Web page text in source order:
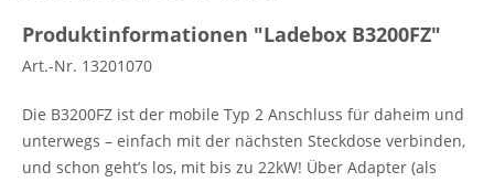
Produktinformationen "Ladebox B3200FZ"
Art.-Nr. 13201070
Die B3200FZ ist der mobile Typ 2 Anschluss für daheim und
unterwegs – einfach mit der nächsten Steckdose verbinden,
und schon geht’s los, mit bis zu 22kW! Über Adapter (als